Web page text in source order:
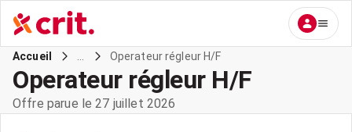
Accueil Operateur régleur H/F
Operateur régleur H/F
Offre parue le 27 juillet 2026